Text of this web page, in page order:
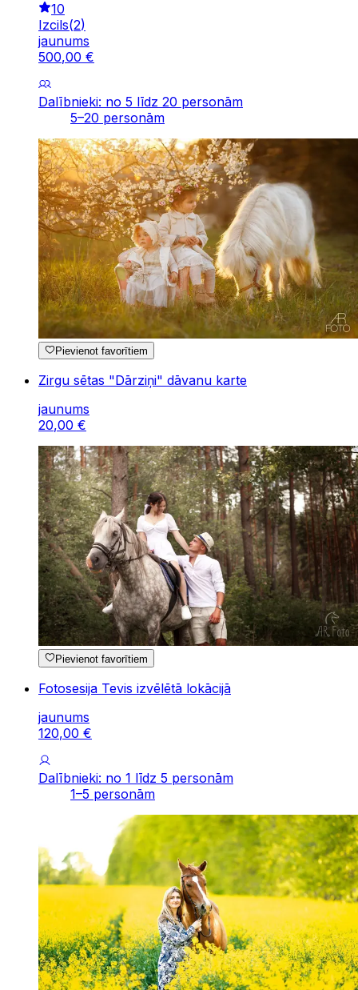
10
Izcils(2)
jaunums
500,00 €
Dalībnieki: no 5 līdz 20 personām
5–20 personām
Pievienot favorītiem
Zirgu sētas "Dārziņi" dāvanu karte
jaunums
20,00 €
Pievienot favorītiem
Fotosesija Tevis izvēlētā lokācijā
jaunums
120,00 €
Dalībnieki: no 1 līdz 5 personām
1–5 personām